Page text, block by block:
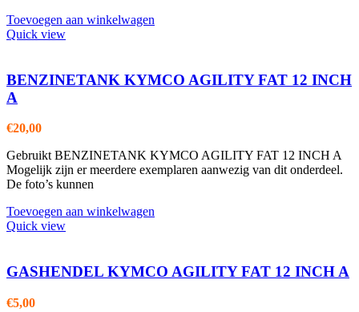
Toevoegen aan winkelwagen
Quick view
BENZINETANK KYMCO AGILITY FAT 12 INCH
A
€20,00
Gebruikt BENZINETANK KYMCO AGILITY FAT 12 INCH A
Mogelijk zijn er meerdere exemplaren aanwezig van dit onderdeel.
De foto’s kunnen
Toevoegen aan winkelwagen
Quick view
GASHENDEL KYMCO AGILITY FAT 12 INCH A
€5,00